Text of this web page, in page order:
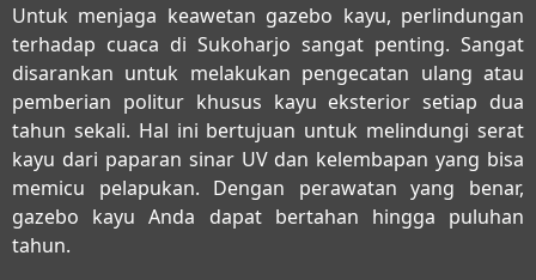
Untuk menjaga keawetan gazebo kayu, perlindungan
terhadap cuaca di Sukoharjo sangat penting. Sangat
disarankan untuk melakukan pengecatan ulang atau
pemberian politur khusus kayu eksterior setiap dua
tahun sekali. Hal ini bertujuan untuk melindungi serat
kayu dari paparan sinar UV dan kelembapan yang bisa
memicu pelapukan. Dengan perawatan yang benar,
gazebo kayu Anda dapat bertahan hingga puluhan
tahun.